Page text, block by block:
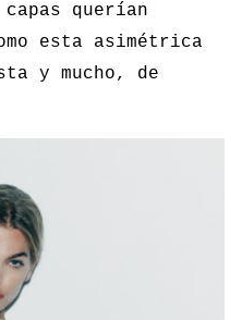
querían
esta asimétrica
y mucho, de